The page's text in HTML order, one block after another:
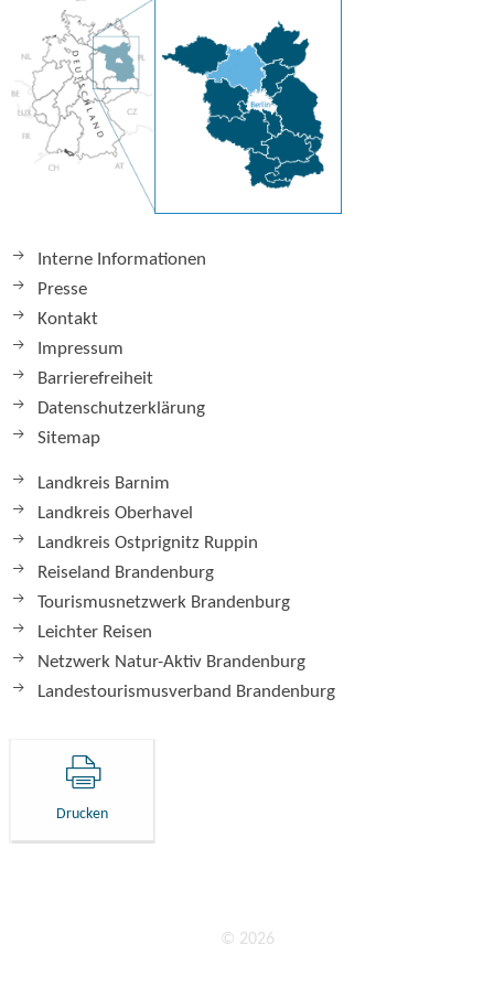
Interne Informationen
Presse
Kontakt
Impressum
Barrierefreiheit
Datenschutzerklärung
Sitemap
Landkreis Barnim
Landkreis Oberhavel
Landkreis Ostprignitz Ruppin
Reiseland Brandenburg
Tourismusnetzwerk Brandenburg
Leichter Reisen
Netzwerk Natur-Aktiv Brandenburg
Landestourismusverband Brandenburg
Drucken
© 2026